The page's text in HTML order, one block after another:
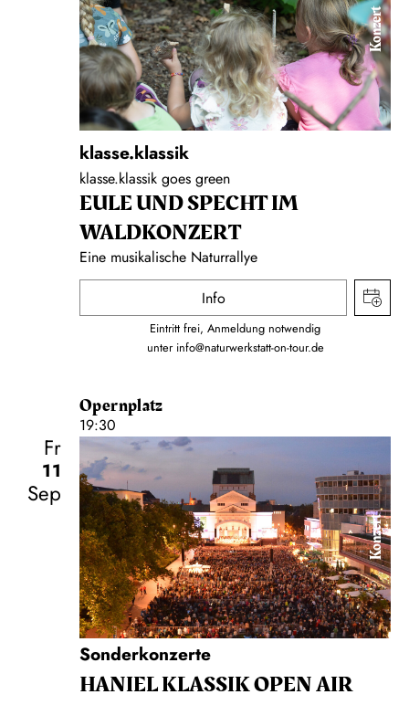
Konzert
klasse.klassik
klasse.klassik goes green
EULE UND SPECHT IM
WALDKONZERT
Eine musikalische Naturrallye
Info
Eintritt frei, Anmeldung notwendig
unter info@naturwerkstatt-on-tour.de
Opernplatz
19:30
Fr
11
Sep
Konzert
Sonderkonzerte
HANIEL KLASSIK OPEN AIR